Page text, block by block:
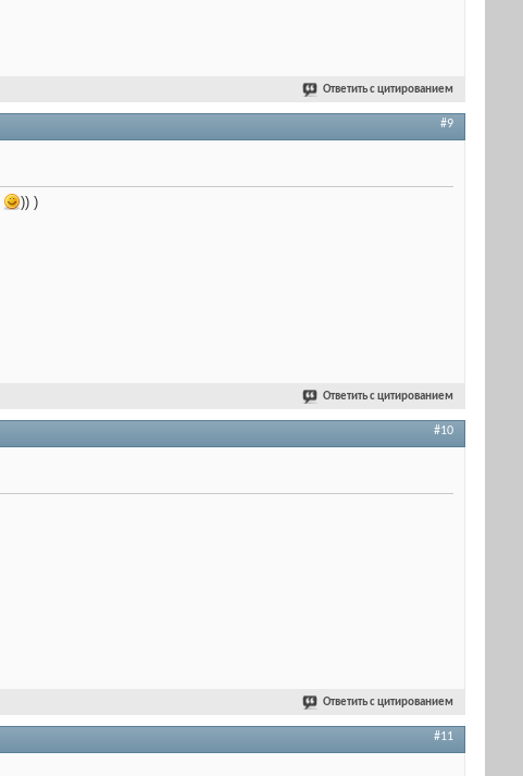
Ответить с цитированием
#9
)) )
Ответить с цитированием
#10
Ответить с цитированием
#11